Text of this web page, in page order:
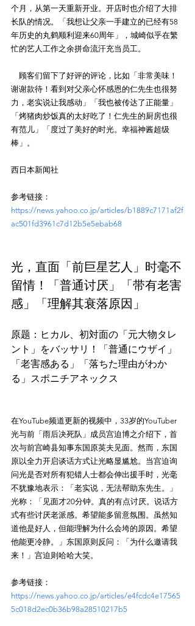
个月，从第一天重新开业。开店时也介绍了大排
长队的情况。「我想让父亲一手建立的已经有58
年历史的丸鹤顺利迎来60周年」，城崎似乎在繁
忙的艺人工作之余拼命流汗充当员工。
顾客们留下了好评的评论，比如「非常美味！
谢谢款待！看到对父亲心怀感恩的仁先生也很努
力，老实说让我感动」「我也被传达了正能量」
「烤猪肉炒饭真的太好吃了！仁先生的厨房也很
有范儿」「度过了美好的时光。幸福神酱超级
棒」。
西日本新闻社
参考链接：
https://news.yahoo.co.jp/articles/b1889c7171af2f
ac501fd3961c7d12b5e5ebab68
光，直面「前巨星艺人」时毫不
留情！「普通讨厌」「带有老害
感」「理解其衰落原因」
原题：ヒカル、初対面の「元大物タレ
ント」をバッサリ！「普通にウザイ」
「老害感ある」「落ちた理由がわか
る」スポニチアネックス
在YouTube频道更新的视频中，33岁的YouTuber
光与前「雨后决死队」成员宫迫博之介绍下，首
次与前宫崎县知事东国原英夫见面。然而，东国
原以全力开启谈话方式让光略显尴尬。当宫迫询
问光是否对所有犯错人士都会伸出援手时，光毫
不犹豫地表示：「老实说，无法帮助东先生。」
光称：「见面才20分钟。真的有点讨厌。说话方
式有些讨厌老派感。希望能多留意氛围。虽然知
道他是好人，但能理解为什么会垮的原因。希望
他能更冷静。」东国原则反问：「为什么邀请我
来！」宫迫则哈哈大笑。
参考链接：
https://news.yahoo.co.jp/articles/e4fcdc4e17565
5c018d2ec0b36b98a28510217b5